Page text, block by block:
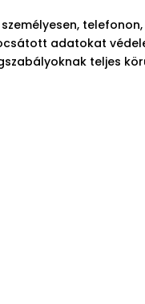
adatokat
teljes